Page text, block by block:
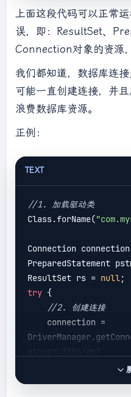
while
(rs.next()){
   int id = rs.getInt(
上面这段代码可以正常
误，即：ResultSet、
Connection对象的资源
我们都知道，数据库连
可能一直创建连接，并
浪费数据库资源。
正例：
TEXT
//1. 加载驱动类
Class.forName(
Connection
PreparedStatement
ResultSet rs = null
try {
//2. 创建连接
alhost:3306/db?